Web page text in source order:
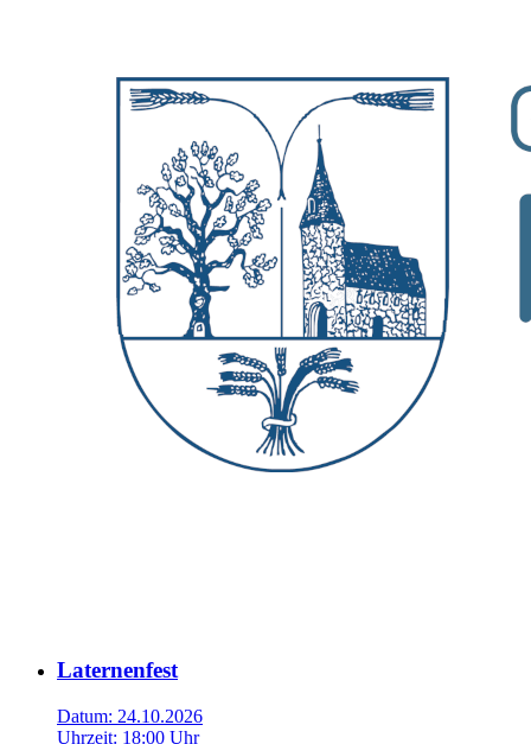
Laternenfest
Datum: 24.10.2026
Uhrzeit: 18:00 Uhr